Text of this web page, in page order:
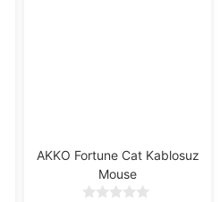
AKKO Fortune Cat Kablosuz
Mouse